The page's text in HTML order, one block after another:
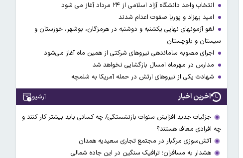
انتخاب واحد دانشگاه آزاد اسلامی از ۲۴ مرداد آغاز می شود
امید بهزاد و پوریا صفوت اعدام شدند
لغو آزمونهای نهایی یکشنبه و دوشنبه در هرمزگان، بوشهر، خوزستان و
سیستان و بلوچستان
اجرای مصوبه ساماندهی نیرو‌های شرکتی از همین ماه آغاز می‌شود
مدارس در مهرماه امسال بازگشایی نخواهد شد
شهادت یکی از نیروهای ارتش در حمله آمریکا به شلمچه
آخرین اخبار آرشیو
جزئیات جدید افزایش سنوات بازنشستگی/ چه کسانی باید بیشتر کار کنند و
چه افرادی معاف هستند؟
آتش‌سوزی مرگبار در مجتمع تجاری سعیدیه همدان
هشدار به مسافران؛ ترافیک سنگین در این جاده شمالی